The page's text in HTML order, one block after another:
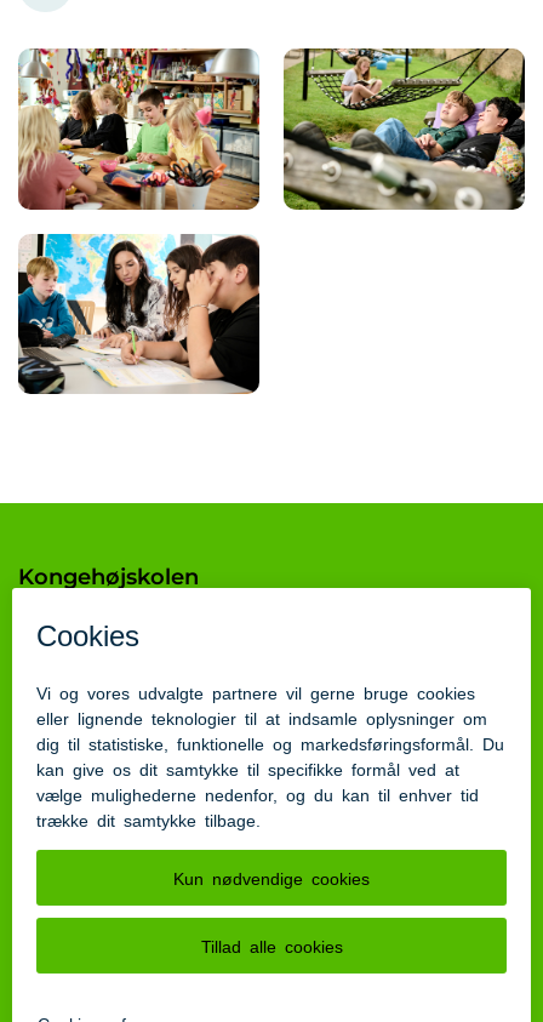
Kongehøjskolen
6200 Aabenraa
7376 8400 - 7376 8350
Ean nr.: 5798 0051 01734
Genveje
Cookiepolitik